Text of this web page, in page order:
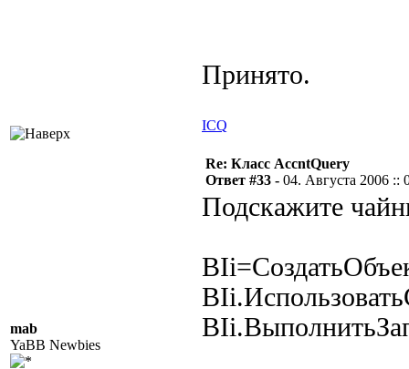
Принято.
ICQ
mab
YaBB Newbies
Re: Класс AccntQuery
Ответ #33 - 04. Августа 2006 ::
Подскажите